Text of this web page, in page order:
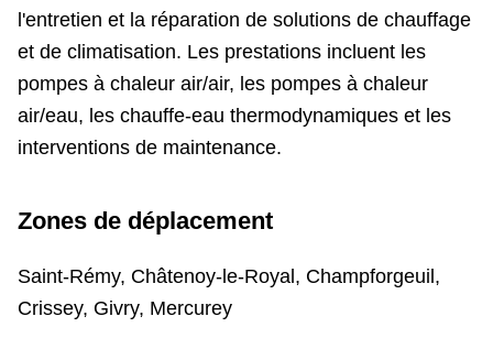
l'entretien et la réparation de solutions de chauffage
et de climatisation. Les prestations incluent les
pompes à chaleur air/air, les pompes à chaleur
air/eau, les chauffe-eau thermodynamiques et les
interventions de maintenance.
Zones de déplacement
Saint-Rémy, Châtenoy-le-Royal, Champforgeuil,
Crissey, Givry, Mercurey